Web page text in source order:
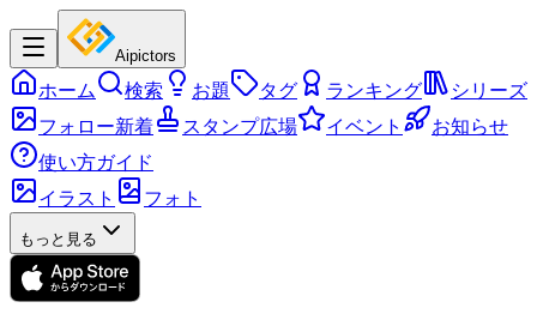
Aipictors
ホーム 検索 お題 タグ ランキング
シリーズ
フォロー新着
スタンプ広場 イベント
お知らせ
使い方ガイド
イラスト
フォト
もっと見る